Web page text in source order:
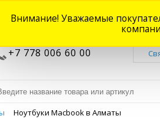
Договора Новости Акции
+7 778 006 60 00
Ноутбуки Macbook в Алматы
Внимание! Уважаемые